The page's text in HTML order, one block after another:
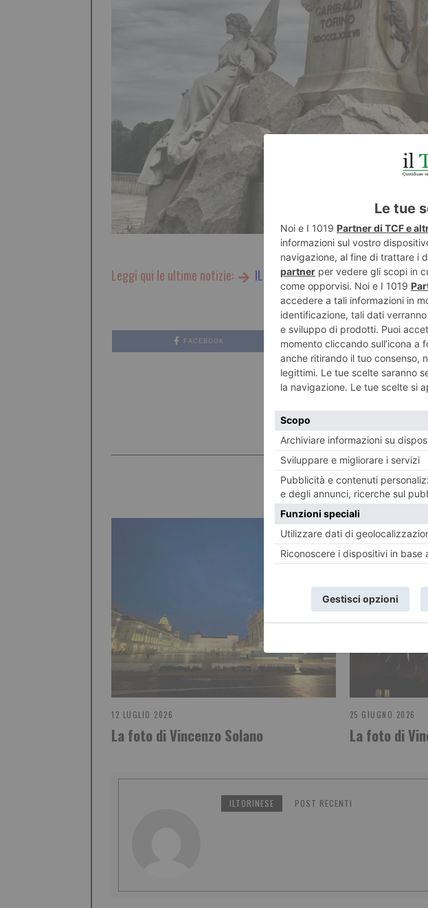
Leggi qui le ultime notizie: IL TORINESE
FACEBOOK TWITTER
LA
12 LUGLIO 2026
La foto di Vincenzo Solano
25 GIUGNO 2026
La foto di
ILTORINESE POST RECENTI